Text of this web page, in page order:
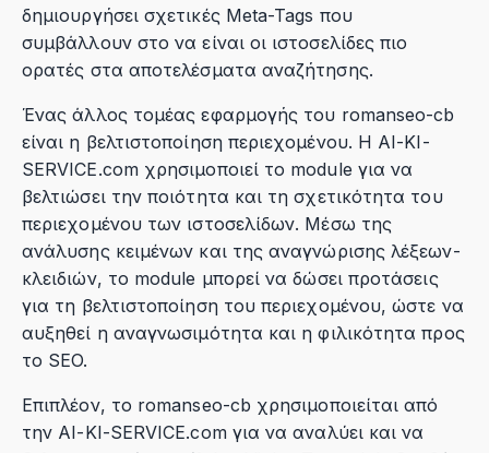
δημιουργήσει σχετικές Meta-Tags που
συμβάλλουν στο να είναι οι ιστοσελίδες πιο
ορατές στα αποτελέσματα αναζήτησης.
Ένας άλλος τομέας εφαρμογής του romanseo-cb
είναι η βελτιστοποίηση περιεχομένου. Η AI-KI-
SERVICE.com χρησιμοποιεί το module για να
βελτιώσει την ποιότητα και τη σχετικότητα του
περιεχομένου των ιστοσελίδων. Μέσω της
ανάλυσης κειμένων και της αναγνώρισης λέξεων-
κλειδιών, το module μπορεί να δώσει προτάσεις
για τη βελτιστοποίηση του περιεχομένου, ώστε να
αυξηθεί η αναγνωσιμότητα και η φιλικότητα προς
το SEO.
Επιπλέον, το romanseo-cb χρησιμοποιείται από
την AI-KI-SERVICE.com για να αναλύει και να